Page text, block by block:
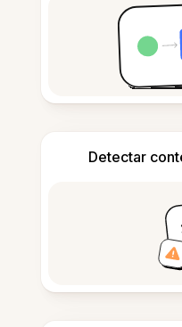
Detectar